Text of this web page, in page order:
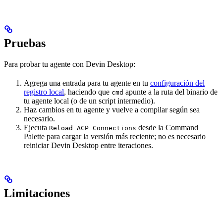
Pruebas
Para probar tu agente con Devin Desktop:
Agrega una entrada para tu agente en tu configuración del
registro local, haciendo que cmd apunte a la ruta del binario de
tu agente local (o de un script intermedio).
Haz cambios en tu agente y vuelve a compilar según sea
necesario.
Ejecuta Reload ACP Connections desde la Command
Palette para cargar la versión más reciente; no es necesario
reiniciar Devin Desktop entre iteraciones.
Limitaciones